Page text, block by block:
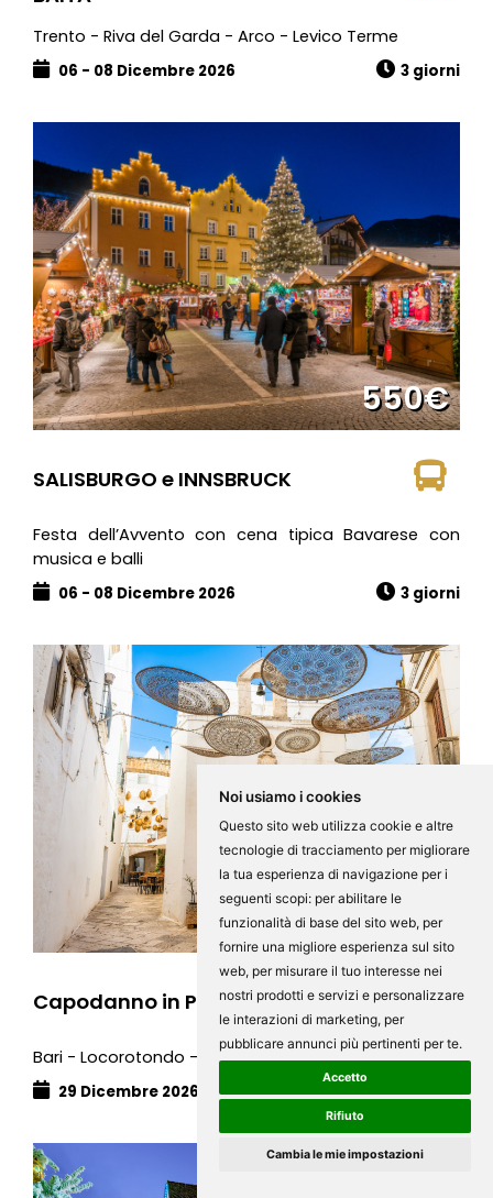
Noi usiamo i cookies
Questo sito web utilizza cookie e altre
tecnologie di tracciamento per migliorare
la tua esperienza di navigazione per i
seguenti scopi: per abilitare le
funzionalità di base del sito web, per
fornire una migliore esperienza sul sito
web, per misurare il tuo interesse nei
nostri prodotti e servizi e personalizzare
le interazioni di marketing, per
pubblicare annunci più pertinenti per te.
Accetto
Rifiuto
Cambia le mie impostazioni
Trento - Riva del Garda - Arco - Levico Terme
06 - 08 Dicembre 2026 3 giorni
550€
SALISBURGO e INNSBRUCK
Festa dell’Avvento con cena tipica Bavarese con
musica e balli
06 - 08 Dicembre 2026 3 giorni
780€
Capodanno in PUGLIA INSOLITA
Bari - Locorotondo - Grottaglie - Barletta - Taranto
29 Dicembre 2026 - 01 Gennaio 2027 4 giorni